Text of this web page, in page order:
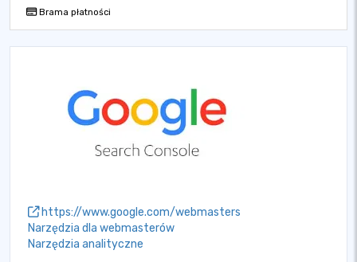
Brama płatności
https://www.google.com/webmasters
Narzędzia dla webmasterów
Narzędzia analityczne